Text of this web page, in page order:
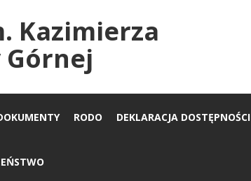
Kazimierza
RODO DEKLARACJA DOSTĘPNOŚCI